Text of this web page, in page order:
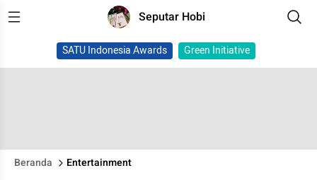
Seputar Hobi
SATU Indonesia Awards Green Initiative
Beranda Entertainment